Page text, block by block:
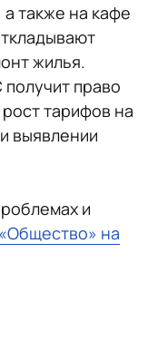
также на кафе
жилья.
право
тарифов на
выявлении
и
на